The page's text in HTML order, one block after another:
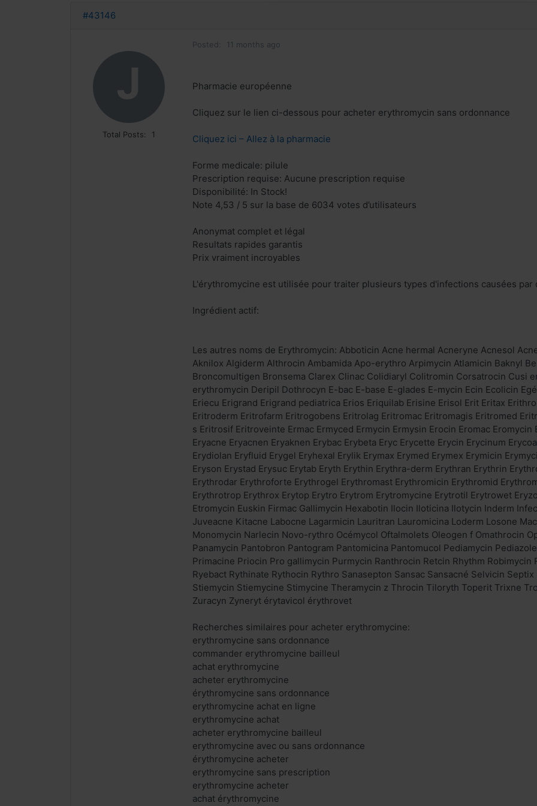
#43146
J
Total Posts: 1
Posted: 11 months ago
Pharmacie européenne
Cliquez sur le lien ci-dessous pour acheter erythromycin sans ordonnance
Cliquez ici – Allez à la pharmacie
Forme medicale: pilule
Prescription requise: Aucune prescription requise
Disponibilité: In Stock!
Note 4,53 / 5 sur la base de 6034 votes d’utilisateurs
Anonymat complet et légal
Resultats rapides garantis
Prix vraiment incroyables
L'érythromycine est utilisée pour traiter plusieurs types d'infections causées par
Ingrédient actif:
Les autres noms de Erythromycin: Abboticin Acne hermal Acneryne Acnesol
Aknilox Algiderm Althrocin Ambamida Apo-erythro Arpimycin Atlamicin Baknyl
Broncomultigen Bronsema Clarex Clinac Colidiaryl Colitromin Corsatrocin Cusi
erythromycin Deripil Dothrocyn E-bac E-base E-glades E-mycin Ecin Ecolicin
Eriecu Erigrand Erigrand pediatrica Erios Eriquilab Erisine Erisol Erit Eritax
Eritroderm Eritrofarm Eritrogobens Eritrolag Eritromac Eritromagis Eritromed
s Eritrosif Eritroveinte Ermac Ermyced Ermycin Ermysin Erocin Eromac
Eryacne Eryacnen Eryaknen Erybac Erybeta Eryc Erycette Erycin Erycinum
Erydiolan Eryfluid Erygel Eryhexal Erylik Erymax Erymed Erymex Erymicin
Eryson Erystad Erysuc Erytab Eryth Erythin Erythra-derm Erythran Erythrin
Erythrodar Erythroforte Erythrogel Erythromast Erythromicin Erythromid
Erythrotrop Erythrox Erytop Erytro Erytrom Erytromycine Erytrotil Erytrowet
Etromycin Euskin Firmac Gallimycin Hexabotin Ilocin Iloticina Ilotycin Inderm
Juveacne Kitacne Labocne Lagarmicin Lauritran Lauromicina Loderm Losone
Monomycin Narlecin Novo-rythro Océmycol Oftalmolets Oleogen f Omathrocin
Panamycin Pantobron Pantogram Pantomicina Pantomucol Pediamycin
Primacine Priocin Pro gallimycin Purmycin Ranthrocin Retcin Rhythm
Ryebact Rythinate Rythocin Rythro Sanasepton Sansac Sansacné Selvicin
Stiemycin Stiemycine Stimycine Theramycin z Throcin Tiloryth Toperit Trixne
Zuracyn Zyneryt érytavicol érythrovet
Recherches similaires pour acheter erythromycine:
erythromycine sans ordonnance
commander erythromycine bailleul
achat erythromycine
acheter erythromycine
érythromycine sans ordonnance
erythromycine achat en ligne
erythromycine achat
acheter erythromycine bailleul
erythromycine avec ou sans ordonnance
érythromycine acheter
erythromycine sans prescription
erythromycine acheter
achat érythromycine